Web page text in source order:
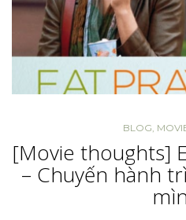
BLOG
[Movie thoughts]
– Chuyến hành